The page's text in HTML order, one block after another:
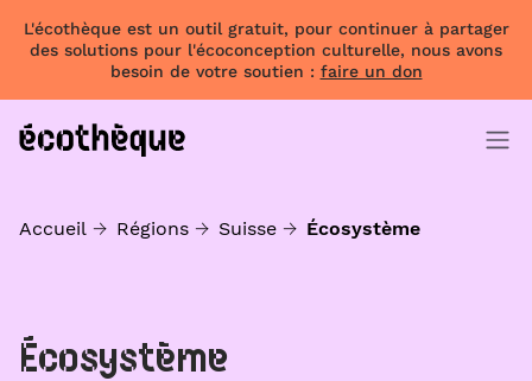
L'écothèque est un outil gratuit, pour continuer à partager
des solutions pour l'écoconception culturelle, nous avons
besoin de votre soutien : faire un don
Accueil Régions Suisse Écosystème
Écosystème